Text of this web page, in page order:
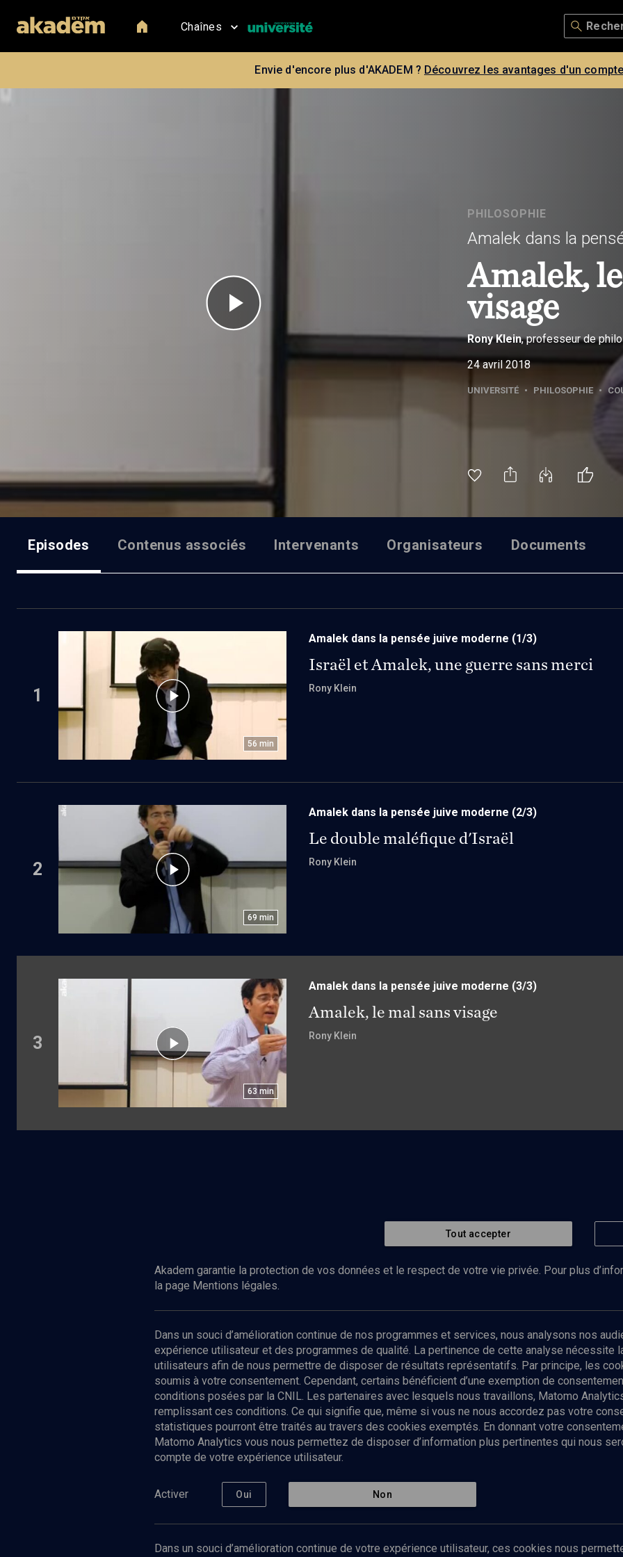
Chaînes
Envie d'encore plus d'AKADEM ? Découvrez les avantages d'un
PHILOSOPHIE
Amalek dans la
Amalek,
visage
Rony Klein, professeur de
24 avril 2018
UNIVERSITÉ • PHILOSOPHIE •
Episodes Contenus associés Intervenants Organisateurs Documents
1
56 min
Amalek dans la pensée juive moderne (1/3)
Israël et Amalek, une guerre sans merci
Rony Klein
2
69 min
Amalek dans la pensée juive moderne (2/3)
Le double maléfique d'Israël
Rony Klein
3
63 min
Amalek dans la pensée juive moderne (3/3)
Amalek, le mal sans visage
Rony Klein
Abonnez-vous à notre newsletter
Envoyer
Nos Chaines
Culture
Limoud
Université
Politique de protection des
personnelles
Mentions légales
Tout accepter
Akadem garantie la protection de vos données et le respect de votre vie privée. Pour plus
la page Mentions légales.
Dans un souci d’amélioration continue de nos programmes et services, nous analysons nos
expérience utilisateur et des programmes de qualité. La pertinence de cette analyse nécessite
utilisateurs afin de nous permettre de disposer de résultats représentatifs. Par principe, les
soumis à votre consentement. Cependant, certains bénéficient d’une exemption de
conditions posées par la CNIL. Les partenaires avec lesquels nous travaillons, Matomo
remplissant ces conditions. Ce qui signifie que, même si vous ne nous accordez pas votre
statistiques pourront être traités au travers des cookies exemptés. En donnant votre
Matomo Analytics vous nous permettez de disposer d’information plus pertinentes qui nous
compte de votre expérience utilisateur.
Activer Oui Non
Dans un souci d’amélioration continue de votre expérience utilisateur, ces cookies nous